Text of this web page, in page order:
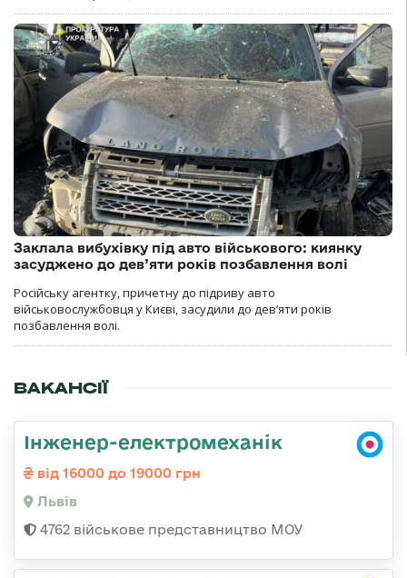
Заклала вибухівку під авто військового: киянку
засуджено до дев’яти років позбавлення волі
Російську агентку, причетну до підриву авто
військовослужбовця у Києві, засудили до дев’яти років
позбавлення волі.
ВАКАНСІЇ
Інженер-електромеханік
від 16000 до 19000 грн
Львів
4762 військове представництво МОУ